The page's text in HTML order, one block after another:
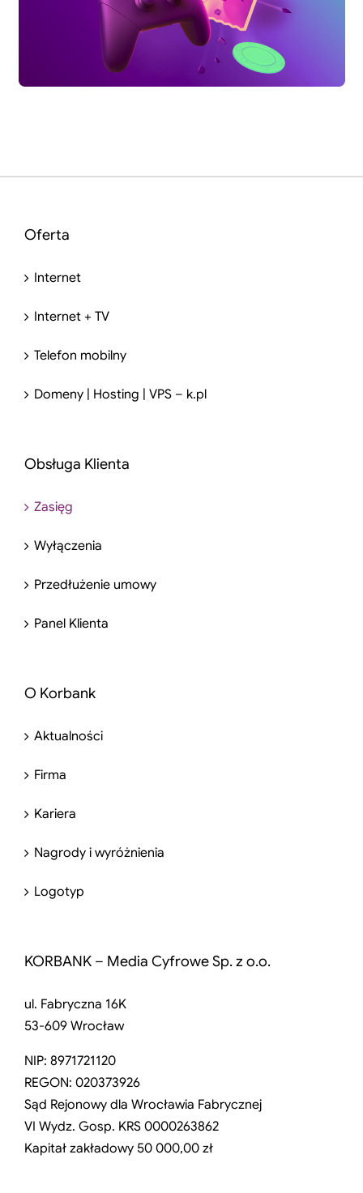
Oferta
Internet
Internet + TV
Telefon mobilny
Domeny | Hosting | VPS – k.pl
Obsługa Klienta
Zasięg
Wyłączenia
Przedłużenie umowy
Panel Klienta
O Korbank
Aktualności
Firma
Kariera
Nagrody i wyróżnienia
Logotyp
KORBANK – Media Cyfrowe Sp. z o.o.
ul. Fabryczna 16K
53-609 Wrocław
NIP: 8971721120
REGON: 020373926
Sąd Rejonowy dla Wrocławia Fabrycznej
VI Wydz. Gosp. KRS 0000263862
Kapitał zakładowy 50 000,00 zł